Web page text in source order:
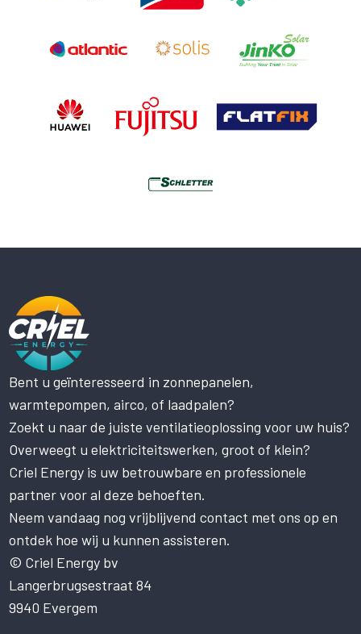
Bent u geïnteresseerd in zonnepanelen,
warmtepompen, airco, of laadpalen?
Zoekt u naar de juiste ventilatieoplossing voor uw huis?
Overweegt u elektriciteitswerken, groot of klein?
Criel Energy is uw betrouwbare en professionele
partner voor al deze behoeften.
Neem vandaag nog vrijblijvend contact met ons op en
ontdek hoe wij u kunnen assisteren.
© Criel Energy bv
Langerbrugsestraat 84
9940 Evergem
Deze website maakt gebruik
van cookies.
Deze website gebruikt cookies om uw
gebruikerservaring te verbeteren. Door
onze website te gebruiken, stemt u in met
alle cookies in overeenstemming met ons
Cookiebeleid.Lees verder
STRIKT NOODZAKELIJK
PRESTATIE
TARGETING
FUNCTIONEEL